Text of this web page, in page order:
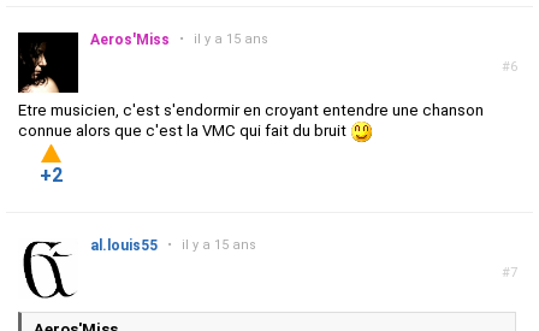
#6
Aeros'Miss • il y a 15 ans
Etre musicien, c'est s'endormir en croyant entendre une chanson
connue alors que c'est la VMC qui fait du bruit
+2
#7
al.louis55 • il y a 15 ans